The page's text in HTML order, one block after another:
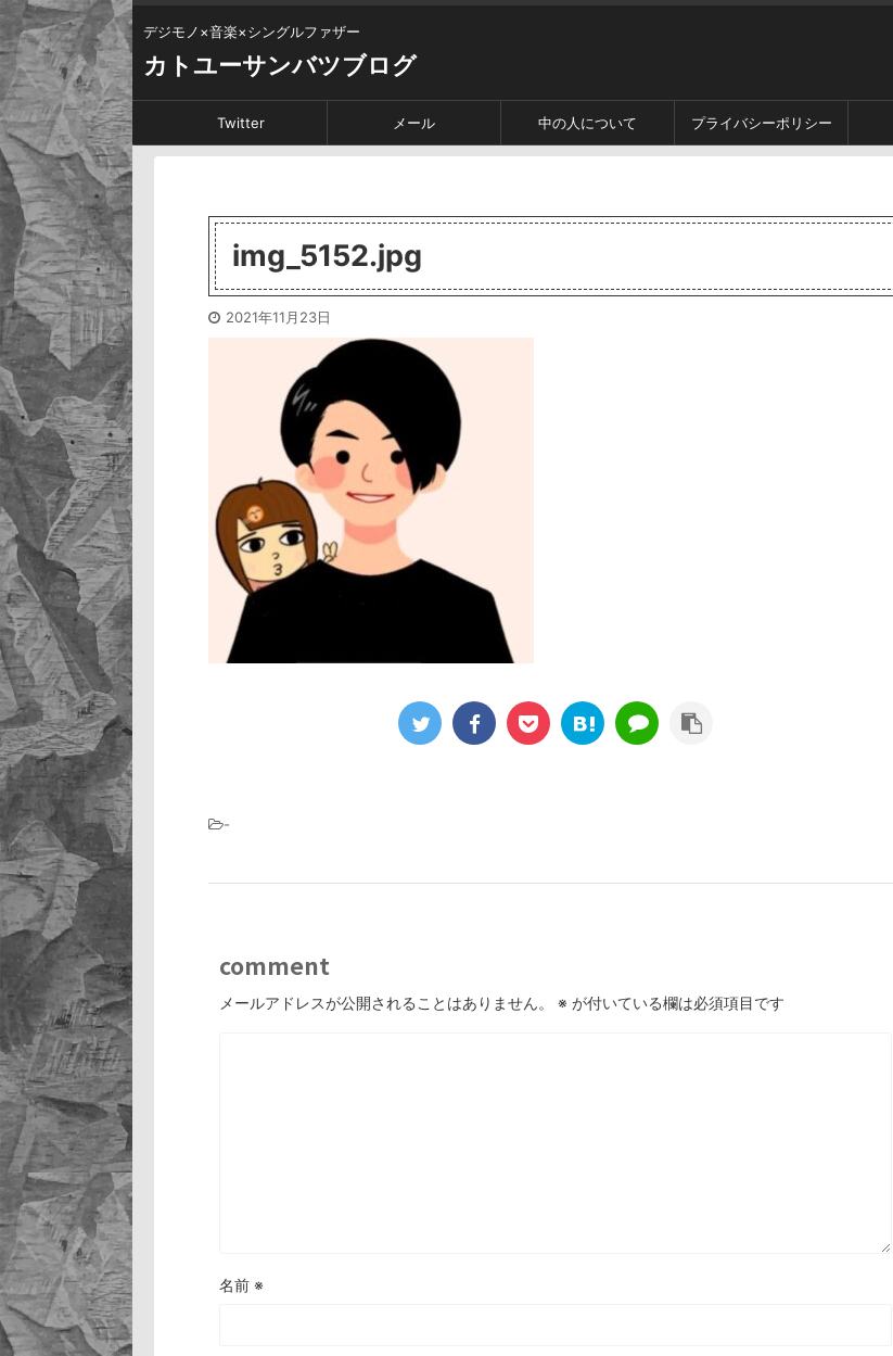
デジモノ×音楽×シングルファザー
カトユーサンバツブログ
Twitter メール 中の人について プライバシーポリシー
img_5152.jpg
2021年11月23日
-
comment
メールアドレスが公開されることはありません。 ※ が付いている欄は必須項目です
名前 ※